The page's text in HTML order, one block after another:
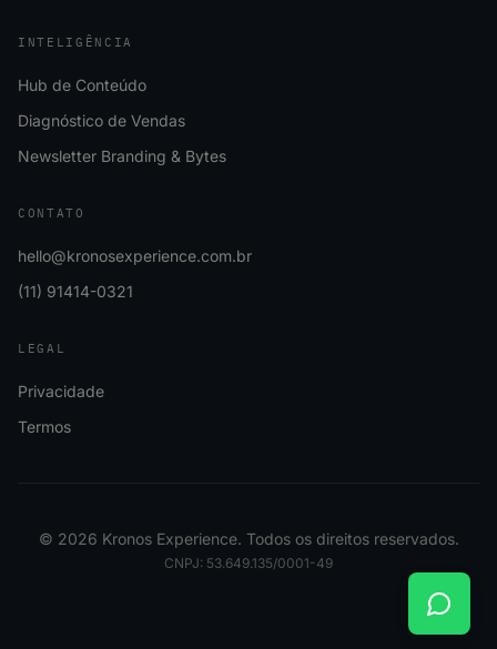
INTELIGÊNCIA
Hub de Conteúdo
Diagnóstico de Vendas
Newsletter Branding & Bytes
CONTATO
hello@kronosexperience.com.br
(11) 91414-0321
LEGAL
Privacidade
Termos
© 2026 Kronos Experience. Todos os direitos reservados.
CNPJ: 53.649.135/0001-49